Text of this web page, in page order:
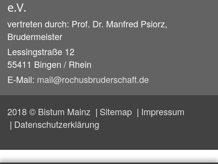
e.V.
vertreten durch: Prof. Dr. Manfred Psiorz,
Brudermeister
Lessingstraße 12
55411 Bingen / Rhein
E-Mail: mail@rochusbruderschaft.de
2018 © Bistum Mainz Sitemap
Impressum
Datenschutzerklärung